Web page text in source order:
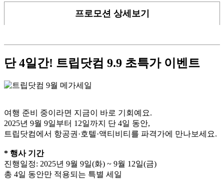
프로모션 상세보기
단 4일간! 트립닷컴 9.9 초특가 이벤트
여행 준비 중이라면 지금이 바로 기회예요.
2025년 9월 9일부터 12일까지 단 4일 동안,
트립닷컴에서 항공권·호텔·액티비티를 파격가에 만나보세요.
* 행사 기간
진행일정: 2025년 9월 9일(화) ~ 9월 12일(금)
총 4일 동안만 적용되는 특별 세일